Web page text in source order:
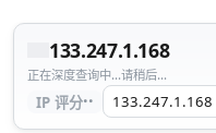
133.247.1.168
正在深度查询中...请稍后...
IP 评分··